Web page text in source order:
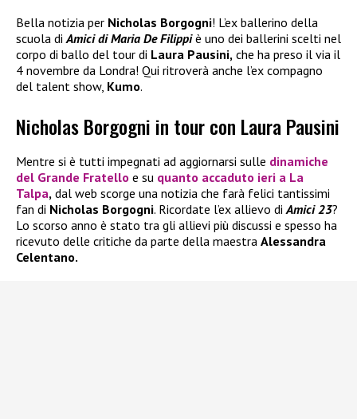
Bella notizia per Nicholas Borgogni! L’ex ballerino della
scuola di Amici di Maria De Filippiè uno dei ballerini scelti nel
corpo di ballo del tour di Laura Pausini, che ha preso il via il
4 novembre da Londra! Qui ritroverà anche l’ex compagno
del talent show, Kumo.
Nicholas Borgogni in tour con Laura Pausini
Mentre si è tutti impegnati ad aggiornarsi sulle dinamiche
del Grande Fratello e su quanto accaduto ieri a La
Talpa, dal web scorge una notizia che farà felici tantissimi
fan di Nicholas Borgogni. Ricordate l’ex allievo diAmici 23?
Lo scorso anno è stato tra gli allievi più discussi e spesso ha
ricevuto delle critiche da parte della maestra Alessandra
Celentano.